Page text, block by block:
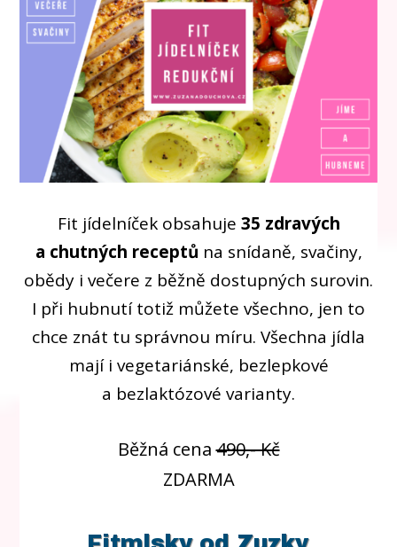
Fit jídelníček obsahuje 35 zdravých
a chutných receptů na snídaně, svačiny,
obědy i večere z běžně dostupných surovin.
I při hubnutí totiž můžete všechno, jen to
chce znát tu správnou míru. Všechna jídla
mají i vegetariánské, bezlepkové
a bezlaktózové varianty.
Běžná cena490,- Kč
ZDARMA